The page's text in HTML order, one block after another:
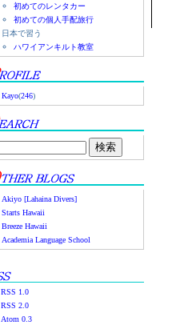
初めてのレンタカー
初めての個人手配旅行
日本で習う
ハワイアンキルト教室
Kayo(246)
Akiyo [Lahaina Divers]
Starts Hawaii
Breeze Hawaii
Academia Language School
RSS 1.0
RSS 2.0
Atom 0.3